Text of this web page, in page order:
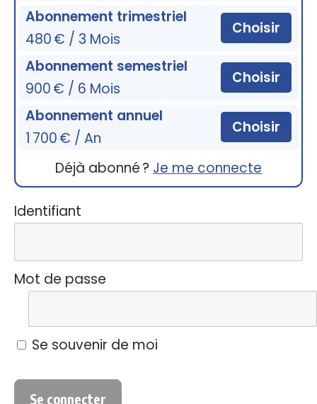
Abonnement trimestriel
480 € / 3 Mois
Choisir
Abonnement semestriel
900 € / 6 Mois
Choisir
Abonnement annuel
1 700 € / An
Choisir
Déjà abonné ? Je me connecte
Identifiant
Mot de passe
Se souvenir de moi